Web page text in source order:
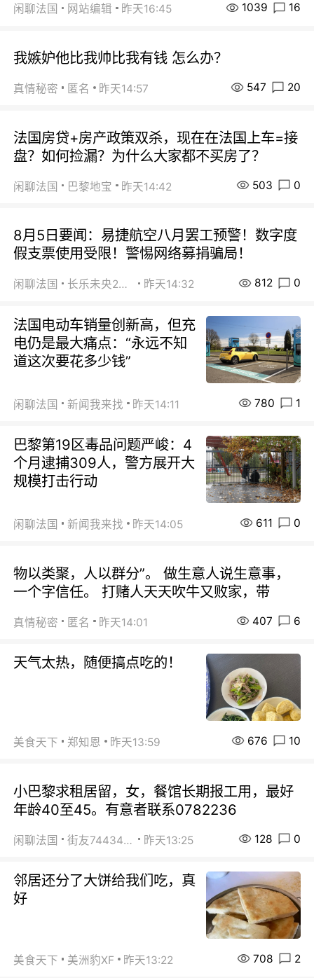
闲聊法国 网站编辑 昨天16:45 1039 16
我嫉妒他比我帅比我有钱 怎么办？
真情秘密 匿名 昨天14:57 547 20
法国房贷+房产政策双杀，现在在法国上车=接
盘？如何捡漏？为什么大家都不买房了？
闲聊法国 巴黎地宝 昨天14:42 503 0
8月5日要闻：易捷航空八月罢工预警！数字度
假支票使用受限！警惕网络募捐骗局！
闲聊法国 长乐未央2015 昨天14:32 812 0
法国电动车销量创新高，但充
电仍是最大痛点：“永远不知
道这次要花多少钱”
闲聊法国 新闻我来找 昨天14:11 780 1
巴黎第19区毒品问题严峻：4
个月逮捕309人，警方展开大
规模打击行动
闲聊法国 新闻我来找 昨天14:05 611 0
物以类聚，人以群分”。 做生意人说生意事，
一个字信任。 打赌人天天吹牛又败家，带
真情秘密 匿名 昨天14:01 407 6
天气太热，随便搞点吃的！
美食天下 郑知恩 昨天13:59 676 10
小巴黎求租居留，女，餐馆长期报工用，最好
年龄40至45。有意者联系0782236
闲聊法国 街友74434350 昨天13:25 128 0
邻居还分了大饼给我们吃，真
好
美食天下 美洲豹XF 昨天13:22 708 2